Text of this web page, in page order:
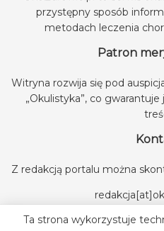
przystępny sposób
metodach leczenia
Patron
Witryna rozwija się pod
„Okulistyka”, co gwarantuje
Z redakcją portalu można
Ta strona wykorzystuje